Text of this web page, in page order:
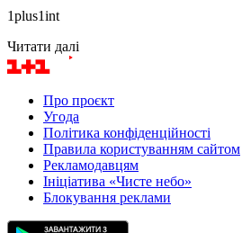
1plus1int
Читати далі
Про проєкт
Угода
Політика конфіденційності
Правила користуванням сайтом
Рекламодавцям
Ініціатива «Чисте небо»
Блокування реклами